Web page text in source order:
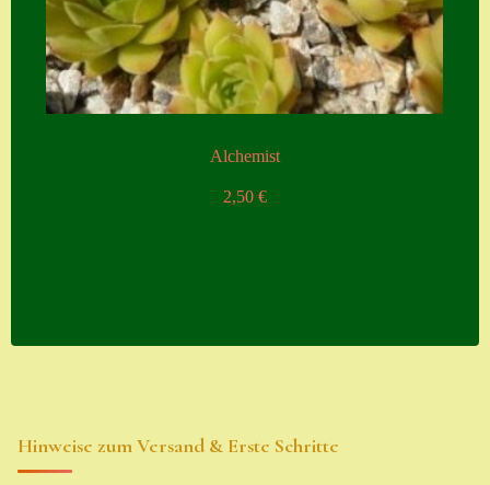
Alchemist
2,50 €
Hinweise zum Versand & Erste Schritte